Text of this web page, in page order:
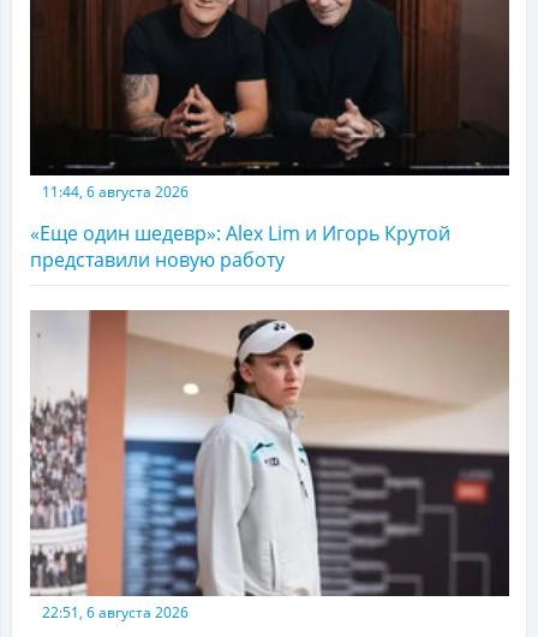
11:44, 6 августа 2026
«Еще один шедевр»: Alex Lim и Игорь Крутой
представили новую работу
22:51, 6 августа 2026